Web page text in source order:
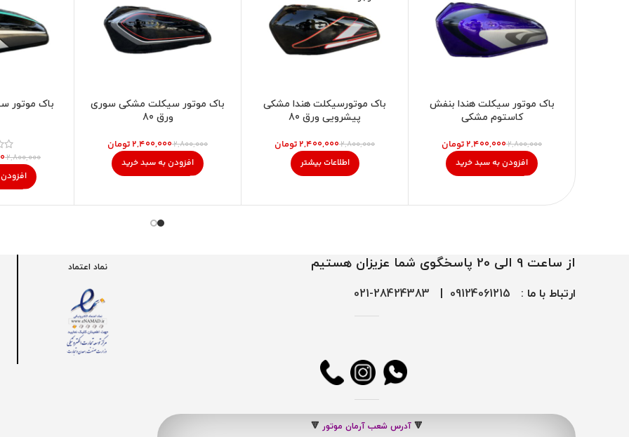
باک موتور سیکلت هندا بنفش
کاستوم مشکی
۲,۸۰۰,۰۰۰۲,۴۰۰,۰۰۰تومان
افزودن به سبد خرید
باک موتورسیکلت هندا مشکی
پیشرویی ورق 80
۲,۸۰۰,۰۰۰۲,۴۰۰,۰۰۰تومان
اطلاعات بیشتر
باک موتور سیکلت مشکی سوری
ورق 80
۲,۸۰۰,۰۰۰۲,۴۰۰,۰۰۰تومان
افزودن به سبد خرید
باک موتور
۲,۸۰۰,۰۰۰
از ساعت 9 الی 20 پاسخگوی شما عزیزان هستیم
ارتباط با ما : 09124061215
|
28424383-021
🔻 آدرس شعب آرمان موتور 🔻
نماد اعتماد